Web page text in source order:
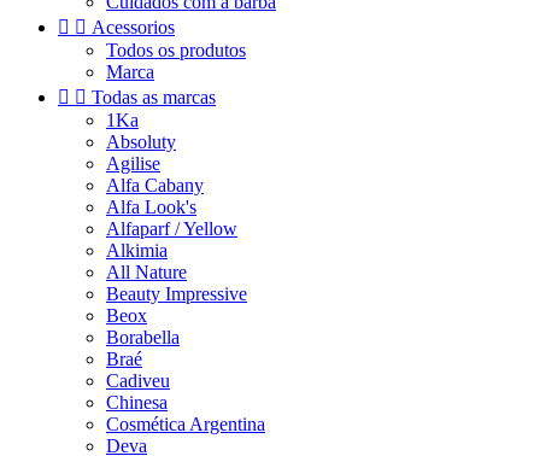
  Acessorios
Todos os produtos
Marca
  Todas as marcas
1Ka
Absoluty
Agilise
Alfa Cabany
Alfa Look's
Alfaparf / Yellow
Alkimia
All Nature
Beauty Impressive
Beox
Borabella
Braé
Cadiveu
Chinesa
Cosmética Argentina
Deva